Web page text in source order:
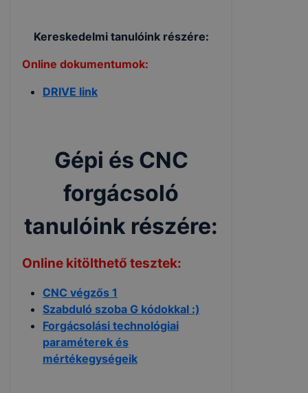
Kereskedelmi tanulóink részére:
Online dokumentumok:
DRIVE link
Gépi és CNC
forgácsoló
tanulóink részére:
Online kitölthető tesztek:
CNC végzős 1
Szabduló szoba G kódokkal :)
Forgácsolási technológiai
paraméterek és
mértékegységeik